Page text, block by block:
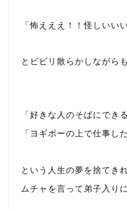
「怖えええ！！怪しいい
とビビリ散らかしながらも
「好きな人のそばにでき
「ヨギボーの上で仕事し
という人生の夢を捨てき
ムチャを言って弟子入り